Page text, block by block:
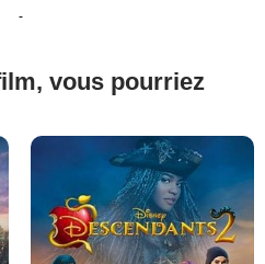
-
vous pourriez